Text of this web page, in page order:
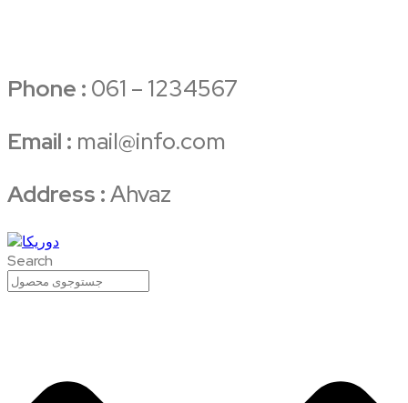
Phone : 061 – 1234567
Email : mail@info.com
Address :Ahvaz
Search